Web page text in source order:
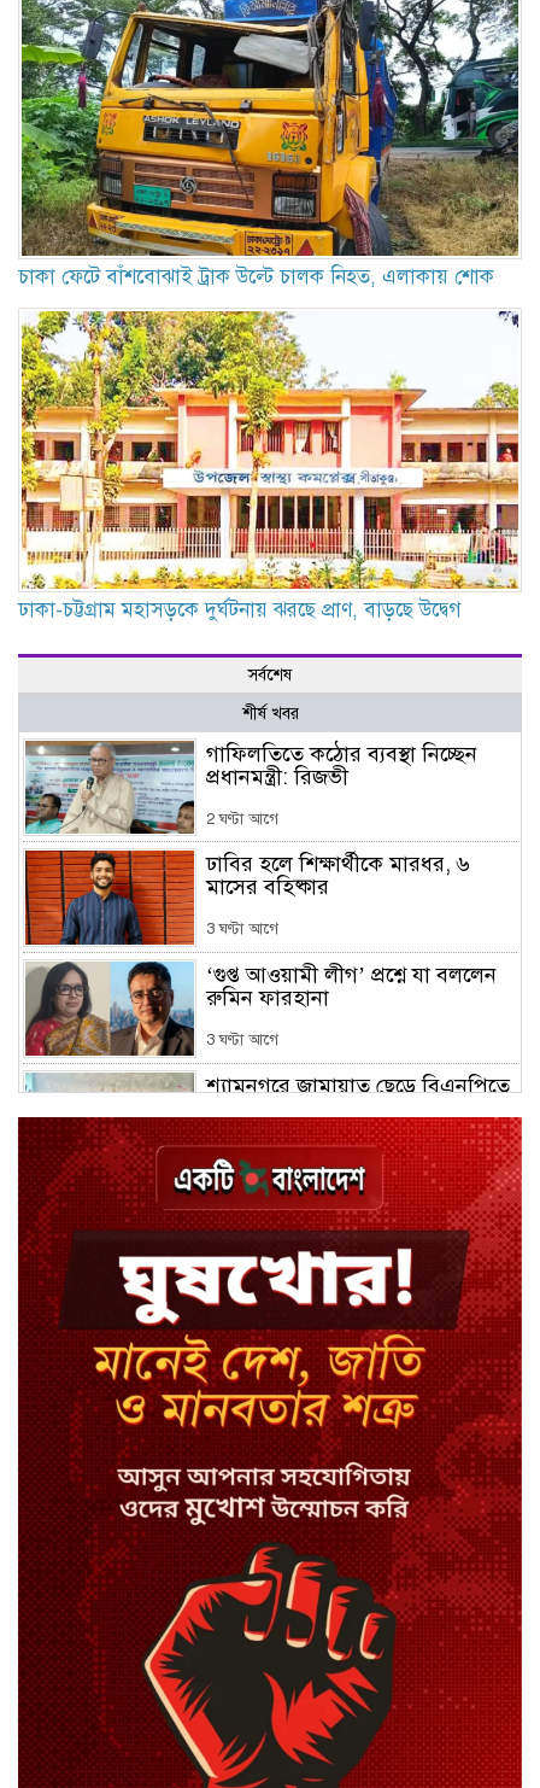
চাকা ফেটে বাঁশবোঝাই ট্রাক উল্টে চালক নিহত, এলাকায় শোক
ঢাকা-চট্টগ্রাম মহাসড়কে দুর্ঘটনায় ঝরছে প্রাণ, বাড়ছে উদ্বেগ
সর্বশেষ
শীর্ষ খবর
গাফিলতিতে কঠোর ব্যবস্থা নিচ্ছেন
প্রধানমন্ত্রী: রিজভী
2 ঘণ্টা আগে
ঢাবির হলে শিক্ষার্থীকে মারধর, ৬
মাসের বহিষ্কার
3 ঘণ্টা আগে
‘গুপ্ত আওয়ামী লীগ’ প্রশ্নে যা বললেন
রুমিন ফারহানা
3 ঘণ্টা আগে
শ্যামনগরে জামায়াত ছেড়ে বিএনপিতে
3 ঘণ্টা আগে
ঢাকায় হালকা বৃষ্টির সম্ভাবনা, বাড়তে
পারে তাপমাত্রা
3 ঘণ্টা আগে
মন্ত্রী-এমপিদের উপস্থিতিতে ইউএনওর
আইফোন চুরি
3 ঘণ্টা আগে
সিরাজগঞ্জে বাস ট্রাক দুর্ঘটনা, চালকসহ
নিহত ২
3 ঘণ্টা আগে
স্পিকারের নামে জাল ডিও, প্রতারণার
অভিযোগে এসিল্যান্ডের বিরুদ্ধে মামলা
৭ অগাস্ট, ২০২৬ ৩:২৩ অপরাহ্ন
সাদা না বাদামি চিনি, কোনটি ভালো?
৭ অগাস্ট, ২০২৬ ৩:১৪ অপরাহ্ন
হাসানের ৪ উইকেটের দিনে ধুঁকছে
বাংলাদেশ